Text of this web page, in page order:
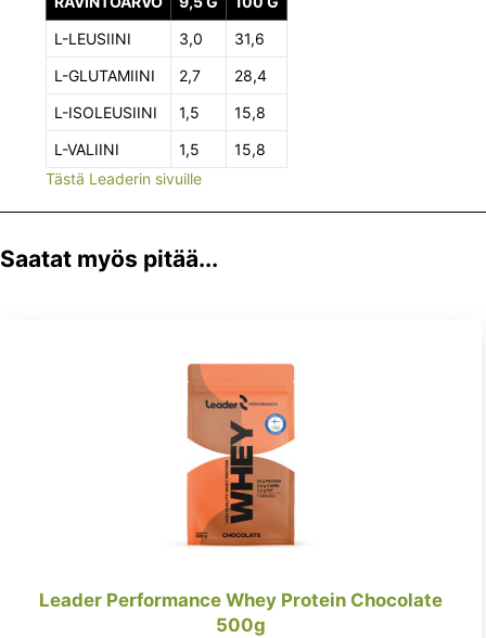
L-LEUSIINI
3,0
31,6
L-GLUTAMIINI
2,7
28,4
L-ISOLEUSIINI
1,5
15,8
L-VALIINI
1,5
15,8
Tästä Leaderin sivuille
Saatat myös pitää...
Leader Performance Whey Protein Chocolate
500g